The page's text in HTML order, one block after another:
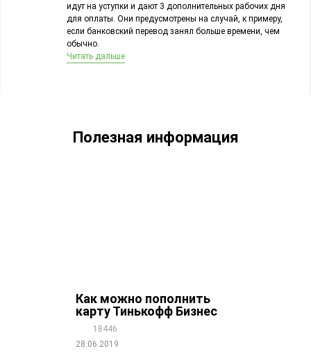
идут на уступки и дают 3 дополнительных рабочих дня
для оплаты. Они предусмотрены на случай, к примеру,
если банковский перевод занял больше времени, чем
обычно.
Читать дальше
Полезная информация
Как можно пополнить
карту Тинькофф Бизнес
18446
28.06.2019